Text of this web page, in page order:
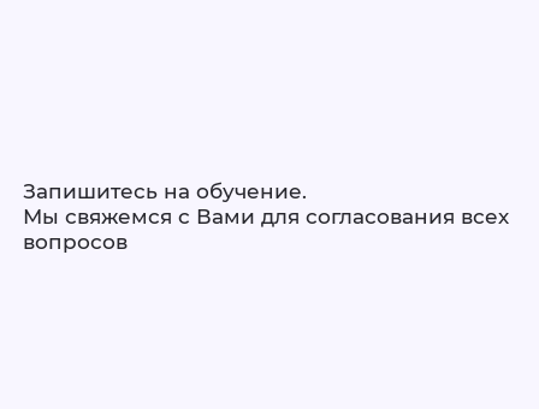
Запишитесь на обучение.
Мы свяжемся с Вами для согласования всех
вопросов